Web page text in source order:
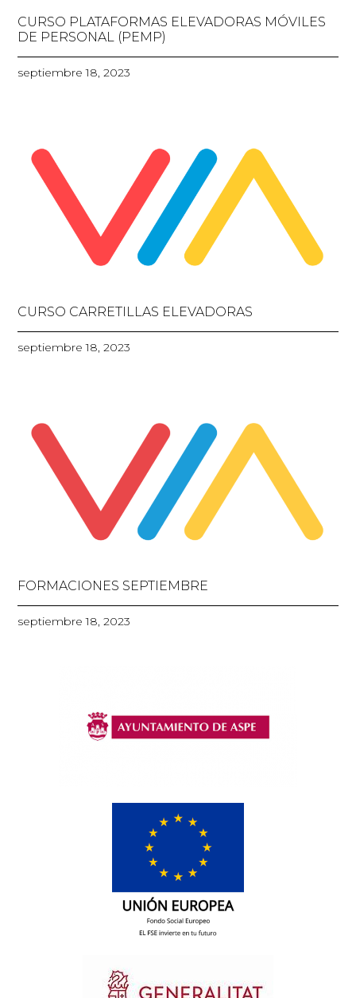
CURSO PLATAFORMAS ELEVADORAS MÓVILES
DE PERSONAL (PEMP)
septiembre 18, 2023
CURSO CARRETILLAS ELEVADORAS
septiembre 18, 2023
FORMACIONES SEPTIEMBRE
septiembre 18, 2023